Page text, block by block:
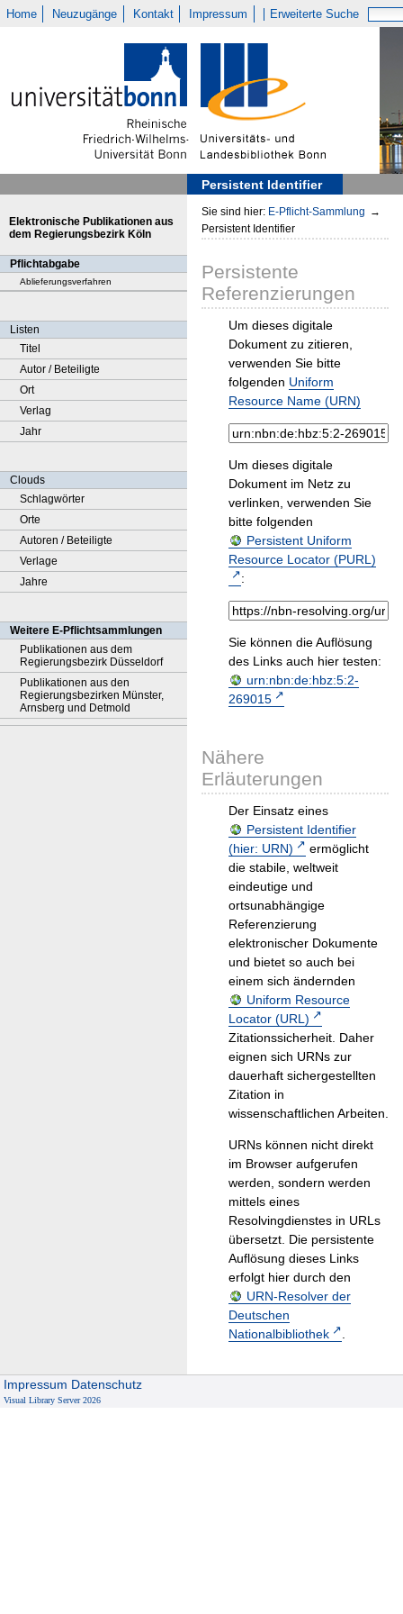
Home Neuzugänge Kontakt Impressum Erweiterte Suche
Persistent Identifier
Elektronische Publikationen aus
dem Regierungsbezirk Köln
Pflichtabgabe
Ablieferungsverfahren
Listen
Titel
Autor / Beteiligte
Ort
Verlag
Jahr
Clouds
Schlagwörter
Orte
Autoren / Beteiligte
Verlage
Jahre
Weitere E-Pflichtsammlungen
Publikationen aus dem
Regierungsbezirk Düsseldorf
Publikationen aus den
Regierungsbezirken Münster,
Arnsberg und Detmold
Sie sind hier: E-Pflicht-Sammlung →
Persistent Identifier
Persistente
Referenzierungen
Um dieses digitale
Dokument zu zitieren,
verwenden Sie bitte
folgenden Uniform
Resource Name (URN)
Um dieses digitale
Dokument im Netz zu
verlinken, verwenden Sie
bitte folgenden
Persistent Uniform
Resource Locator (PURL)
:
Sie können die Auflösung
des Links auch hier testen:
urn:nbn:de:hbz:5:2-
269015
Nähere
Erläuterungen
Der Einsatz eines
Persistent Identifier
(hier: URN)
ermöglicht
die stabile, weltweit
eindeutige und
ortsunabhängige
Referenzierung
elektronischer Dokumente
und bietet so auch bei
einem sich ändernden
Uniform Resource
Locator (URL)
Zitationssicherheit. Daher
eignen sich URNs zur
dauerhaft sichergestellten
Zitation in
wissenschaftlichen Arbeiten.
URNs können nicht direkt
im Browser aufgerufen
werden, sondern werden
mittels eines
Resolvingdienstes in URLs
übersetzt. Die persistente
Auflösung dieses Links
erfolgt hier durch den
URN-Resolver der
Deutschen
Nationalbibliothek
.
Impressum Datenschutz
Visual Library Server 2026